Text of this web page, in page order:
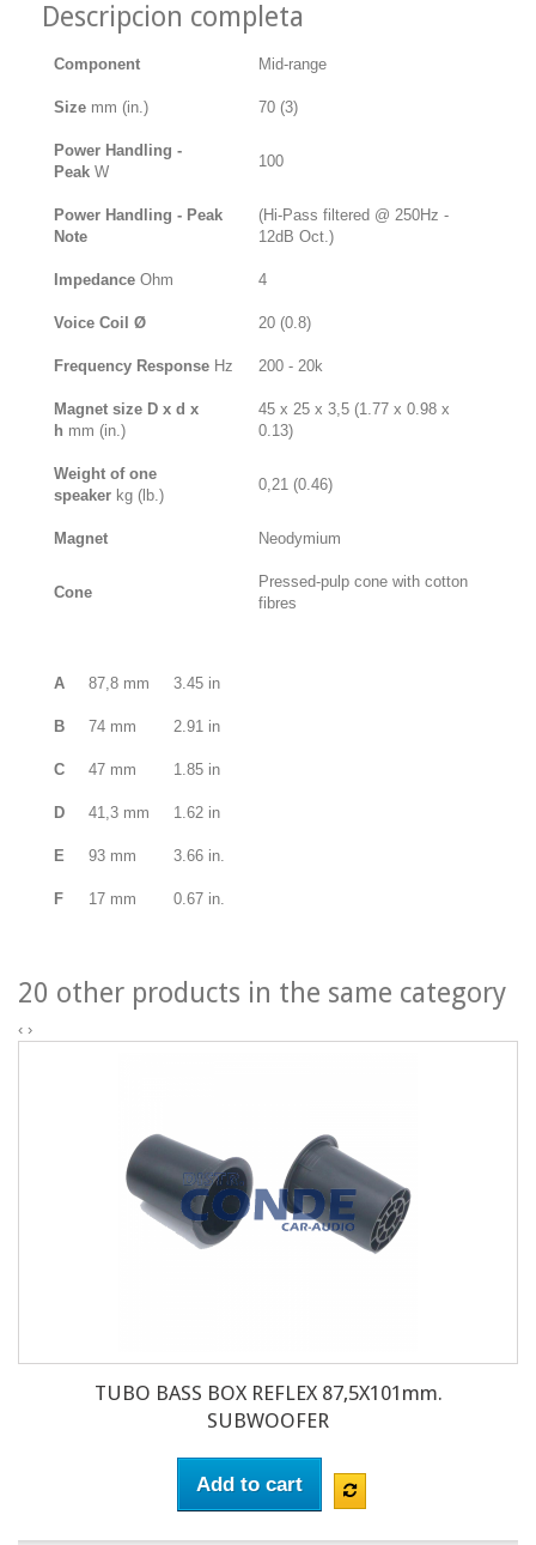
Descripcion completa
Component Mid-range
Size mm (in.) 70 (3)
Power Handling -
Peak W
100
Power Handling - Peak
Note
(Hi-Pass filtered @ 250Hz -
12dB Oct.)
Impedance Ohm 4
Voice Coil Ø 20 (0.8)
Frequency Response Hz 200 - 20k
Magnet size D x d x
h mm (in.)
45 x 25 x 3,5 (1.77 x 0.98 x
0.13)
Weight of one
speaker kg (lb.)
0,21 (0.46)
Magnet Neodymium
Cone
Pressed-pulp cone with cotton
fibres
A 87,8 mm 3.45 in
B 74 mm 2.91 in
C 47 mm 1.85 in
D 41,3 mm 1.62 in
E 93 mm 3.66 in.
F 17 mm 0.67 in.
20 other products in the same category
‹ ›
TUBO BASS BOX REFLEX 87,5X101mm.
SUBWOOFER
Add to cart